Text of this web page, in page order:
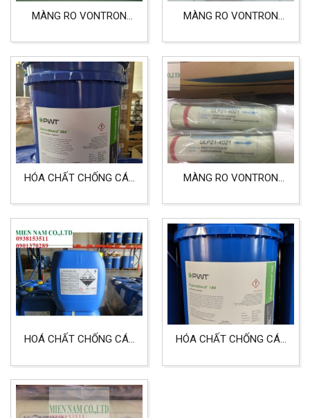
MÀNG RO VONTRON
LỌC NƯỚC TINH KHIẾT
MÀNG RO VONTRON
HÓA CHẤT CHỐNG CÁU
SPECTRAGUARD 360
MÀNG RO VONTRON
ÁP THẤP LỌC NƯỚC
TINH KHIẾT
HOÁ CHẤT CHỐNG CÁU
260
HÓA CHẤT CHỐNG CÁU
ORGANOGUARD 100